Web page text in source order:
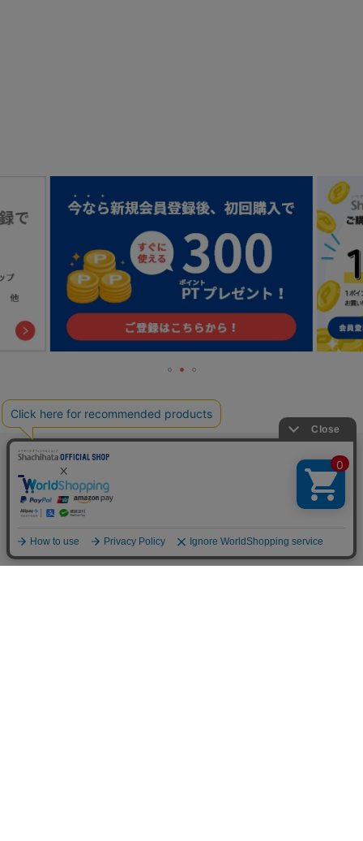
TOP
人気の特集一覧